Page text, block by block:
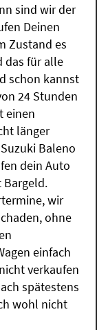
sind wir der
Deinen
Zustand es
das für alle
schon kannst
24 Stunden
einen
länger
Baleno
dein Auto
Bargeld.
wir
ohne
einfach
verkaufen
spätestens
wohl nicht